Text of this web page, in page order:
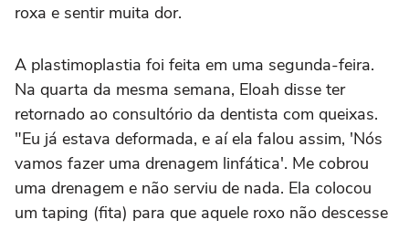
roxa e sentir muita dor.
A plastimoplastia foi feita em uma segunda-feira.
Na quarta da mesma semana, Eloah disse ter
retornado ao consultório da dentista com queixas.
"Eu já estava deformada, e aí ela falou assim, 'Nós
vamos fazer uma drenagem linfática'. Me cobrou
uma drenagem e não serviu de nada. Ela colocou
um taping (fita) para que aquele roxo não descesse